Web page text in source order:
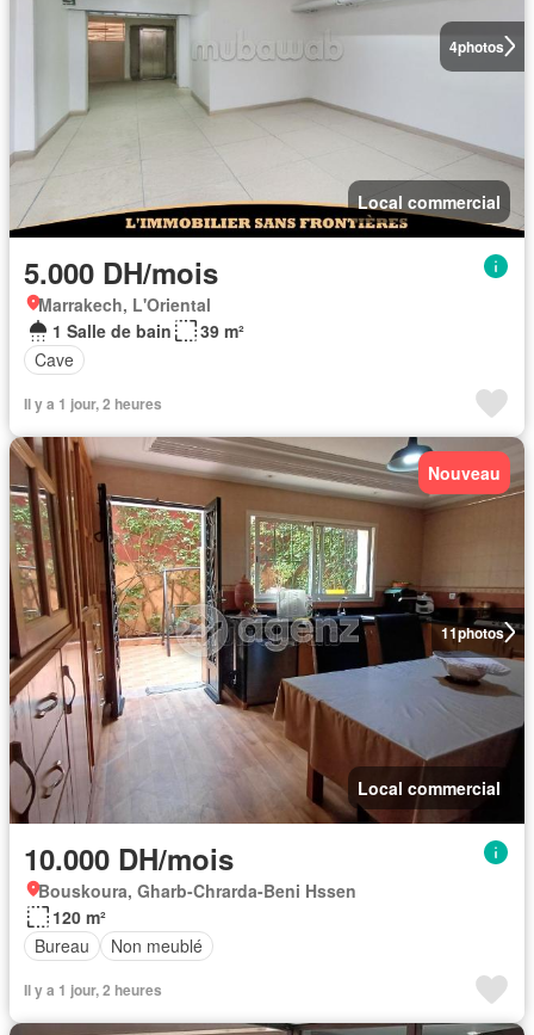
4photos
Local commercial
5.000 DH/mois
Marrakech, L'Oriental
1 Salle de bain
39 m²
Cave
Il y a 1 jour, 2 heures
11photos
Nouveau
Local commercial
10.000 DH/mois
Bouskoura, Gharb-Chrarda-Beni Hssen
120 m²
Bureau
Non meublé
Il y a 1 jour, 2 heures